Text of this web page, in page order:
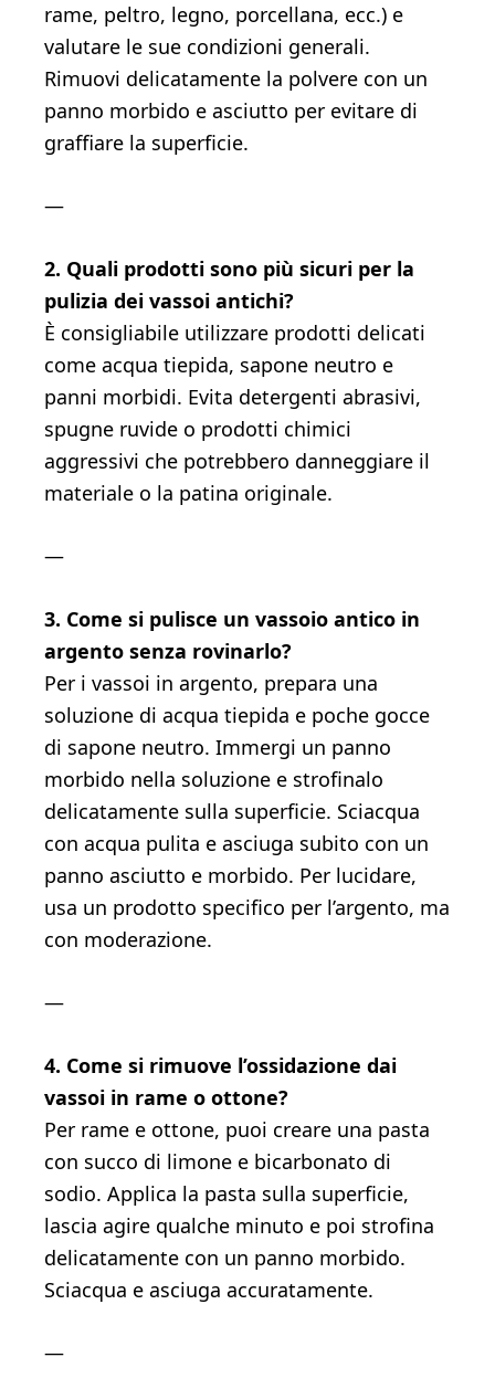
rame, peltro, legno, porcellana, ecc.) e
valutare le sue condizioni generali.
Rimuovi delicatamente la polvere con un
panno morbido e asciutto per evitare di
graffiare la superficie.
—
2. Quali prodotti sono più sicuri per la
pulizia dei vassoi antichi?
È consigliabile utilizzare prodotti delicati
come acqua tiepida, sapone neutro e
panni morbidi. Evita detergenti abrasivi,
spugne ruvide o prodotti chimici
aggressivi che potrebbero danneggiare il
materiale o la patina originale.
—
3. Come si pulisce un vassoio antico in
argento senza rovinarlo?
Per i vassoi in argento, prepara una
soluzione di acqua tiepida e poche gocce
di sapone neutro. Immergi un panno
morbido nella soluzione e strofinalo
delicatamente sulla superficie. Sciacqua
con acqua pulita e asciuga subito con un
panno asciutto e morbido. Per lucidare,
usa un prodotto specifico per l’argento, ma
con moderazione.
—
4. Come si rimuove l’ossidazione dai
vassoi in rame o ottone?
Per rame e ottone, puoi creare una pasta
con succo di limone e bicarbonato di
sodio. Applica la pasta sulla superficie,
lascia agire qualche minuto e poi strofina
delicatamente con un panno morbido.
Sciacqua e asciuga accuratamente.
—